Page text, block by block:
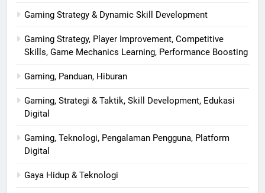
Gaming Strategy & Dynamic Skill Development
Gaming Strategy, Player Improvement, Competitive
Skills, Game Mechanics Learning, Performance Boosting
Gaming, Panduan, Hiburan
Gaming, Strategi & Taktik, Skill Development, Edukasi
Digital
Gaming, Teknologi, Pengalaman Pengguna, Platform
Digital
Gaya Hidup & Teknologi